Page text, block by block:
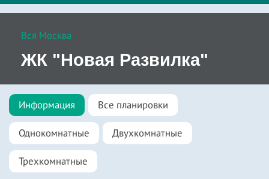
Вся Москва
ЖК "Новая Развилка"
Информация Все планировки
Однокомнатные Двухкомнатные
Трехкомнатные